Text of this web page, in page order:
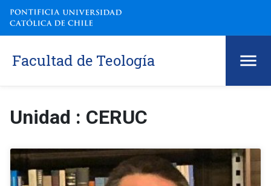
Facultad de Teología
Unidad : CERUC